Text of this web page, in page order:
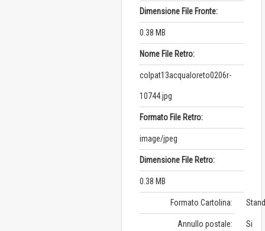
Dimensione File Fronte:
0.38 MB
Nome File Retro:
colpat13acqualoreto0206r-
10744.jpg
Formato File Retro:
image/jpeg
Dimensione File Retro:
0.38 MB
Formato Cartolina:
Annullo postale: Si